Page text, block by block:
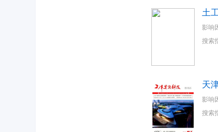
土
影响
搜索
天
影响
搜索